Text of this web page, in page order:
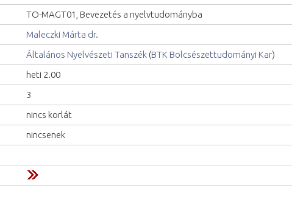
TO-MAGT01, Bevezetés a nyelvtudományba
Maleczki Márta dr.
Általános Nyelvészeti Tanszék (BTK Bölcsészettudományi Kar)
heti 2.00
3
nincs korlát
nincsenek